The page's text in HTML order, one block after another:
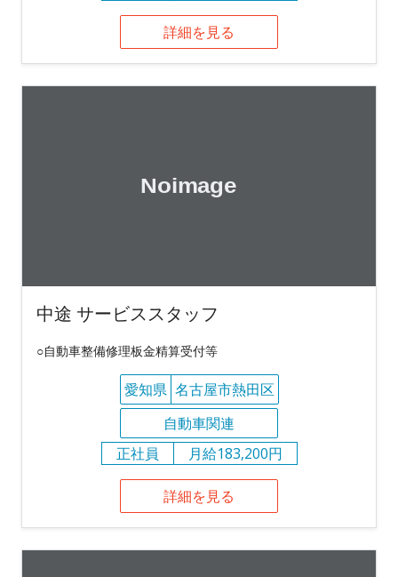
詳細を見る
中途 サービススタッフ
○自動車整備修理板金精算受付等
愛知県 名古屋市熱田区
自動車関連
正社員
月給183,200円
詳細を見る